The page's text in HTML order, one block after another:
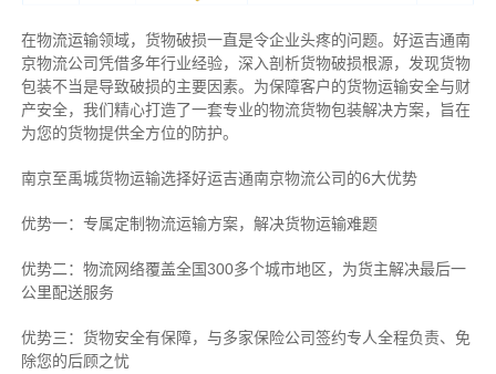
在物流运输领域，货物破损一直是令企业头疼的问题。好运吉通南
京物流公司凭借多年行业经验，深入剖析货物破损根源，发现货物
包装不当是导致破损的主要因素。为保障客户的货物运输安全与财
产安全，我们精心打造了一套专业的物流货物包装解决方案，旨在
为您的货物提供全方位的防护。
南京至禹城货物运输选择好运吉通南京物流公司的6大优势
优势一：专属定制物流运输方案，解决货物运输难题
优势二：物流网络覆盖全国300多个城市地区，为货主解决最后一
公里配送服务
优势三：货物安全有保障，与多家保险公司签约专人全程负责、免
除您的后顾之忧